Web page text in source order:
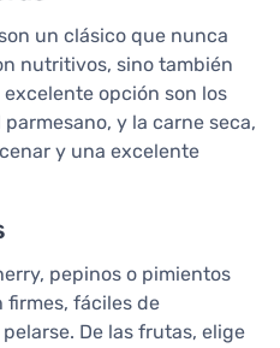
un clásico que nunca
nutritivos, sino también
opción son los
y la carne seca,
y una excelente
pepinos o pimientos
firmes, fáciles de
De las frutas, elige